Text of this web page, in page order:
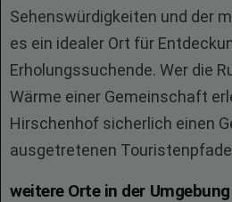
Sehenswürdigkeiten und der
es ein idealer Ort für
Erholungssuchende. Wer die
Wärme einer Gemeinschaft
Hirschenhof sicherlich einen
ausgetretenen
weitere Orte in der Umgebung